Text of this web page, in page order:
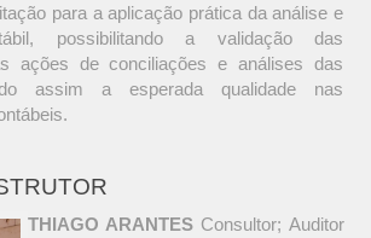
para a aplicação prática da análise e
possibilitando a validação das
ações de conciliações e análises das
assim a esperada qualidade nas
THIAGO ARANTESConsultor; Auditor